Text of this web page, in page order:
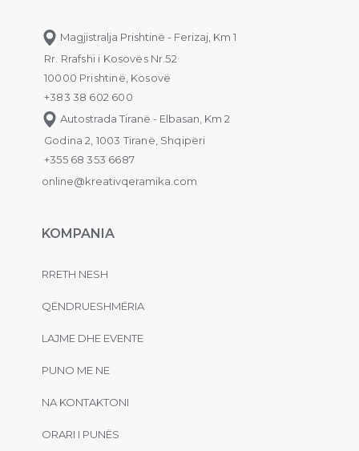
Magjistralja Prishtinë - Ferizaj, Km 1
Rr. Rrafshi i Kosovës Nr.52
10000 Prishtinë, Kosovë
+383 38 602 600
Autostrada Tiranë - Elbasan, Km 2
Godina 2, 1003 Tiranë, Shqipëri
+355 68 353 6687
online@kreativqeramika.com
KOMPANIA
RRETH NESH
QËNDRUESHMËRIA
LAJME DHE EVENTE
PUNO ME NE
NA KONTAKTONI
ORARI I PUNËS